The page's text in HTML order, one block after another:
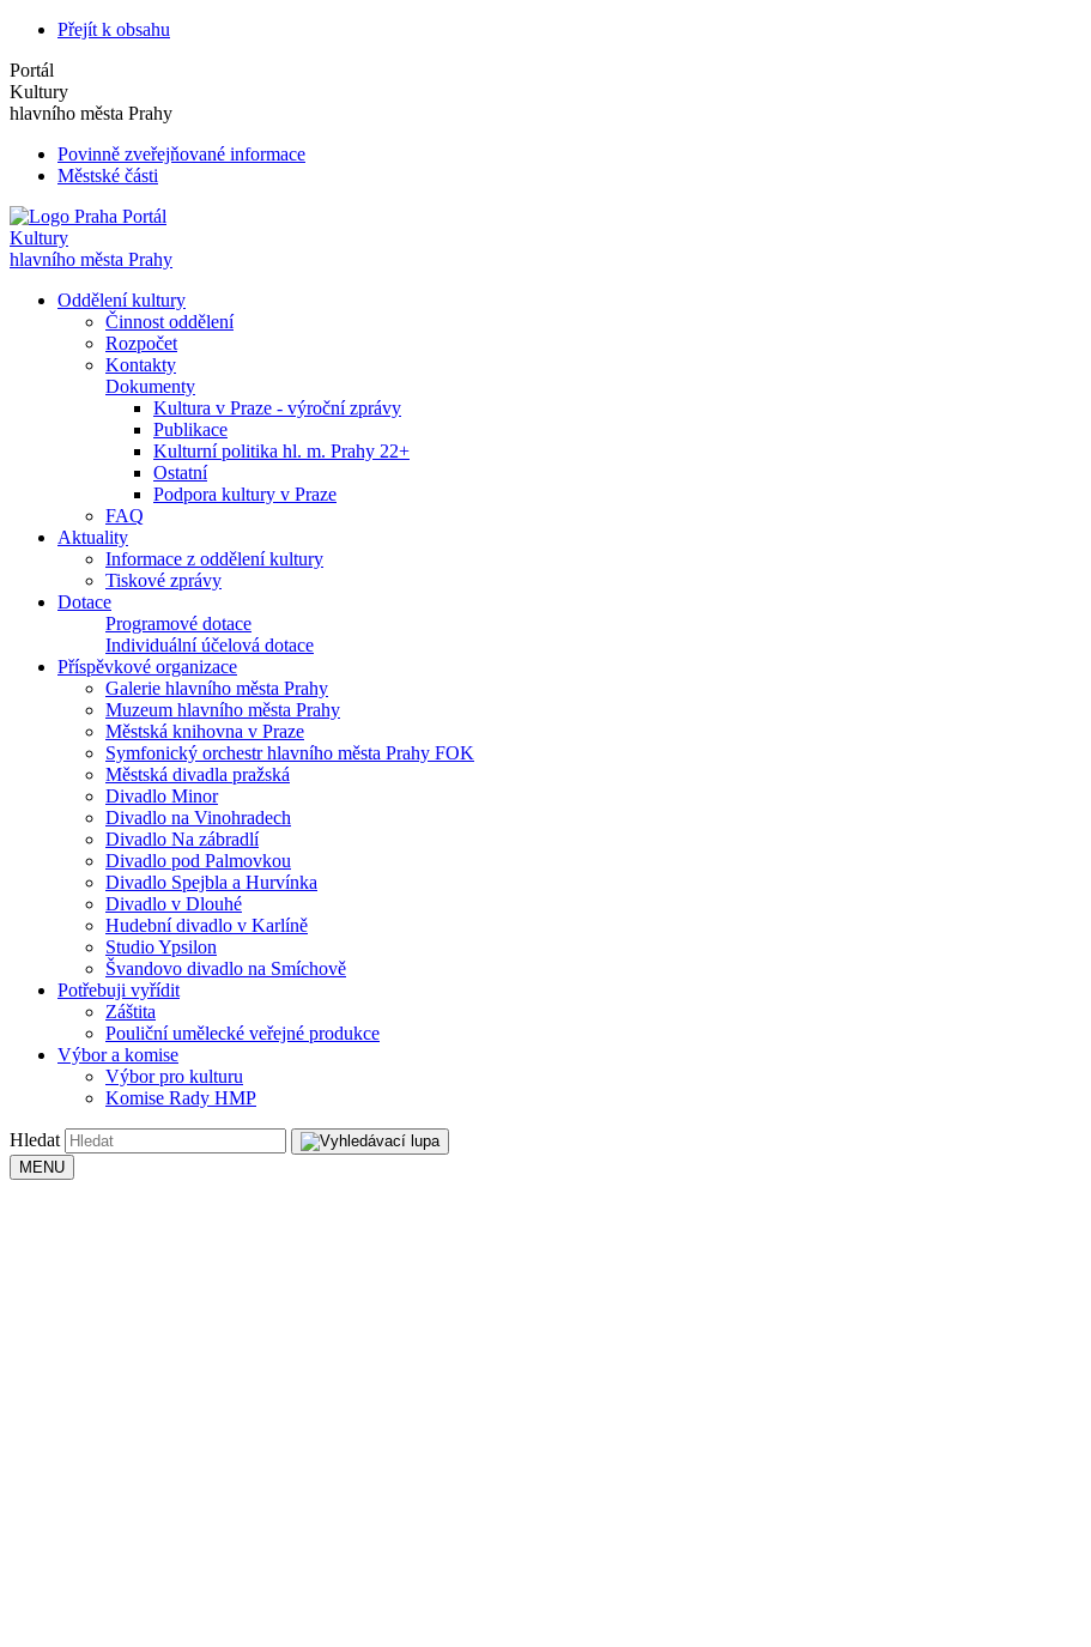
Přejít k obsahu
Portál
Kultury
hlavního města Prahy
Povinně zveřejňované informace
Městské části
Portál
Kultury
hlavního města Prahy
Oddělení kultury
Činnost oddělení
Rozpočet
Kontakty
Dokumenty
Kultura v Praze - výroční zprávy
Publikace
Kulturní politika hl. m. Prahy 22+
Ostatní
Podpora kultury v Praze
FAQ
Aktuality
Informace z oddělení kultury
Tiskové zprávy
Dotace
Programové dotace
Individuální účelová dotace
Příspěvkové organizace
Galerie hlavního města Prahy
Muzeum hlavního města Prahy
Městská knihovna v Praze
Symfonický orchestr hlavního města Prahy FOK
Městská divadla pražská
Divadlo Minor
Divadlo na Vinohradech
Divadlo Na zábradlí
Divadlo pod Palmovkou
Divadlo Spejbla a Hurvínka
Divadlo v Dlouhé
Hudební divadlo v Karlíně
Studio Ypsilon
Švandovo divadlo na Smíchově
Potřebuji vyřídit
Záštita
Pouliční umělecké veřejné produkce
Výbor a komise
Výbor pro kulturu
Komise Rady HMP
Hledat
MENU